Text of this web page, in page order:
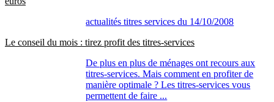
actualités titres services du 14/10/2008
Le conseil du mois : tirez profit des titres-services
De plus en plus de ménages ont recours aux
titres-services. Mais comment en profiter de
manière optimale ? Les titres-services vous
permettent de faire ...